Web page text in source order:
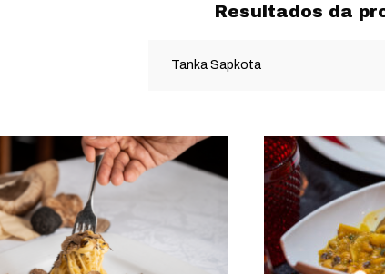
Resultados da